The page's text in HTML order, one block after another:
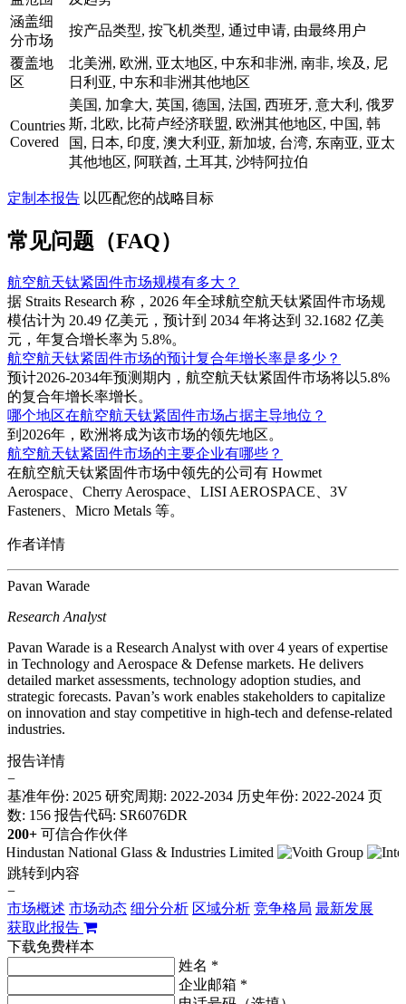
涵盖细
分市场
按产品类型, 按飞机类型, 通过申请, 由最终用户
覆盖地
区
北美洲, 欧洲, 亚太地区, 中东和非洲, 南非, 埃及, 尼
日利亚, 中东和非洲其他地区
Countries
Covered
美国, 加拿大, 英国, 德国, 法国, 西班牙, 意大利, 俄罗
斯, 北欧, 比荷卢经济联盟, 欧洲其他地区, 中国, 韩
国, 日本, 印度, 澳大利亚, 新加坡, 台湾, 东南亚, 亚太
其他地区, 阿联酋, 土耳其, 沙特阿拉伯
定制本报告 以匹配您的战略目标
常见问题（FAQ）
航空航天钛紧固件市场规模有多大？
据 Straits Research 称，2026 年全球航空航天钛紧固件市场规
模估计为 20.49 亿美元，预计到 2034 年将达到 32.1682 亿美
元，年复合增长率为 5.8%。
航空航天钛紧固件市场的预计复合年增长率是多少？
预计2026-2034年预测期内，航空航天钛紧固件市场将以5.8%
的复合年增长率增长。
哪个地区在航空航天钛紧固件市场占据主导地位？
到2026年，欧洲将成为该市场的领先地区。
航空航天钛紧固件市场的主要企业有哪些？
在航空航天钛紧固件市场中领先的公司有 Howmet
Aerospace、Cherry Aerospace、LISI AEROSPACE、3V
Fasteners、Micro Metals 等。
作者详情
Pavan Warade
Research Analyst
Pavan Warade is a Research Analyst with over 4 years of expertise
in Technology and Aerospace & Defense markets. He delivers
detailed market assessments, technology adoption studies, and
strategic forecasts. Pavan’s work enables stakeholders to capitalize
on innovation and stay competitive in high-tech and defense-related
industries.
报告详情
−
基准年份: 2025 研究周期: 2022-2034 历史年份: 2022-2024 页
数: 156 报告代码: SR6076DR
200+ 可信合作伙伴
跳转到内容
−
市场概述 市场动态 细分分析 区域分析 竞争格局 最新发展
获取此报告
下载免费样本
姓名 *
企业邮箱 *